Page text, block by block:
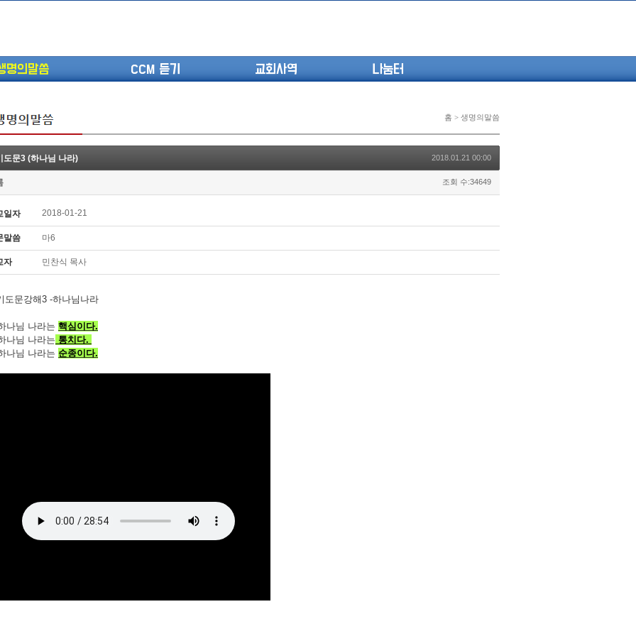
명의말씀 CCM 듣기 교회사역 나눔터
린도전서12) 고전7:23-40 ...
린도전서10) 고전6:1~11 ...
린도전서9) 고전5:1-13 ...
린도전서7) 고전4:1-8 판...
홈 > 생명의말씀
도문3 (하나님 나라) 2018.01.21 00:00
조회 수:34649
일자 2018-01-21
말씀 마6
자 민찬식 목사
도문강해3 -하나님나라
나님 나라는 핵심이다.
나님 나라는 통치다.
나님 나라는 순종이다.